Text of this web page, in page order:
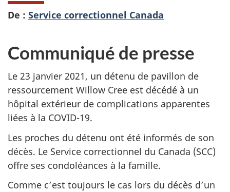
De : Service correctionnel Canada
Communiqué de presse
Le 23 janvier 2021, un détenu de pavillon de
ressourcement Willow Cree est décédé à un
hôpital extérieur de complications apparentes
liées à la COVID-19.
Les proches du détenu ont été informés de son
décès. Le Service correctionnel du Canada (SCC)
offre ses condoléances à la famille.
Comme c’est toujours le cas lors du décès d’un